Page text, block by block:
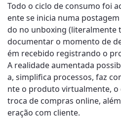
Todo o ciclo de consumo foi
ente se inicia numa
do no unboxing (literalmente
documentar o momento de
ém recebido registrando o
A realidade aumentada
a, simplifica processos, faz
nte o produto virtualmente, o
troca de compras online,
eração com cliente.